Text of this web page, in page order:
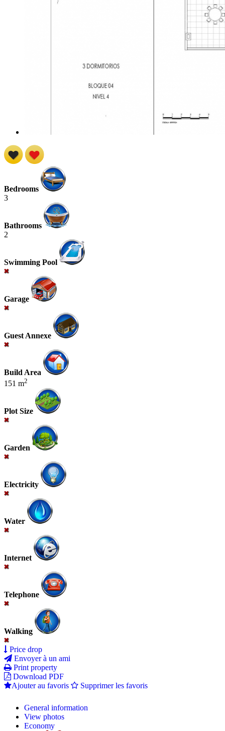
Bedrooms
3
Bathrooms
2
Swimming Pool
Garage
Guest Annexe
Build Area
151 m2
Plot Size
Garden
Electricity
Water
Internet
Telephone
Walking
Price drop
Envoyer à un ami
Print property
Download PDF
Ajouter au favoris
Supprimer les favoris
General information
View photos
Economy